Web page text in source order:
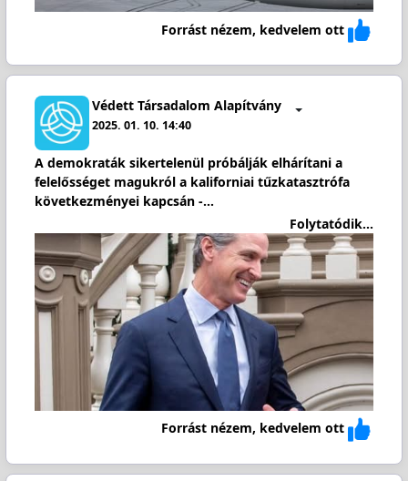
Forrást nézem, kedvelem ott
Védett Társadalom Alapítvány
2025. 01. 10. 14:40
A demokraták sikertelenül próbálják elhárítani a
felelősséget magukról a kaliforniai tűzkatasztrófa
következményei kapcsán -…
Folytatódik...
Forrást nézem, kedvelem ott